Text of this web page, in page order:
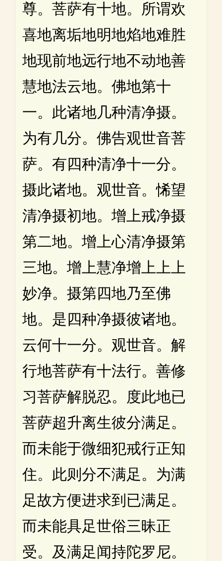
尊。菩萨有十地。所谓欢
喜地离垢地明地焰地难胜
地现前地远行地不动地善
慧地法云地。佛地第十
一。此诸地几种清净摄。
为有几分。佛告观世音菩
萨。有四种清净十一分。
摄此诸地。观世音。悕望
清净摄初地。增上戒净摄
第二地。增上心清净摄第
三地。增上慧净增上上上
妙净。摄第四地乃至佛
地。是四种净摄彼诸地。
云何十一分。观世音。解
行地菩萨有十法行。善修
习菩萨解脱忍。度此地已
菩萨超升离生彼分满足。
而未能于微细犯戒行正知
住。此则分不满足。为满
足故方便进求到已满足。
而未能具足世俗三昧正
受。及满足闻持陀罗尼。